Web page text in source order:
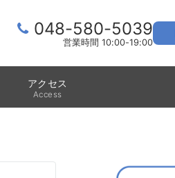
048-580-5039
営業時間 10:00-19:00
アクセス
Access